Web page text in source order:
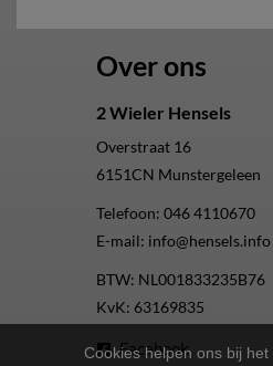
Over ons
2 Wieler Hensels
Overstraat 16
6151CN Munstergeleen
Telefoon: 046 4110670
E-mail: info@hensels.info
BTW: NL001833235B76
KvK: 63169835
Facebook
Cookies helpen ons bij